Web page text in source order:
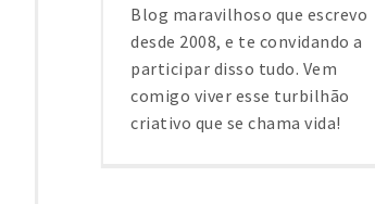
Blog maravilhoso que escrevo
desde 2008, e te convidando a
participar disso tudo. Vem
comigo viver esse turbilhão
criativo que se chama vida!